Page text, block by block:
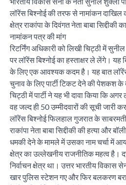
लॉरेंस बिश्नोई की तरफ से नामांकन दाखिल
क्षेत्र राकांपा के दिवंगत नेता बाबा
नामांकन पत्र की मांग
रिटर्निंग अधिकारी को लिखी चिट्ठी में
पर लॉरेंस बिश्नोई का हस्ताक्षर ले लेंगे। यह
के लिए एक आवश्यक कदम है। यह बात लॉरेंस
चुनाव के लिए पार्टी टिकट देने की पेशकश के
चिट्ठी में पार्टी ने यह भी दावा किया कि
वह जल्द ही 50 उम्मीदवारों की सूची जारी
लॉरेंस बिश्नोई फिलहाल गुजरात के
राकांपा नेता बाबा सिद्दीकी की हत्या और
धमकी देने के मामले में उसका नाम चर्चा में आया
क्षेत्र का उल्लेखनीय राजनीतिक महत्व है।
निर्वाचन क्षेत्र था। उत्तर भारतीय
खार पुलिस स्टेशन गए और फिर बलकरण